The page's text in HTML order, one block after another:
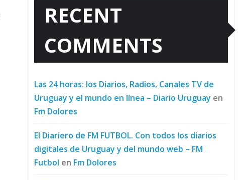
RECENT
COMMENTS
Las 24 horas: los Diarios, Radios, Canales TV de
Uruguay y el mundo en línea – Diario Uruguay en
Fm Dolores
El Diariero de FM FUTBOL. Con todos los diarios
digitales de Uruguay y del mundo web – FM
Futbol en Fm Dolores